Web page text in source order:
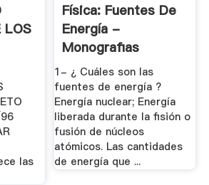
LOS
las
Física: Fuentes De
Energía -
Monografias
1- ¿ Cuáles son las
fuentes de energía ?
Energía nuclear; Energía
liberada durante la fisión o
fusión de núcleos
atómicos. Las cantidades
de energía que ...